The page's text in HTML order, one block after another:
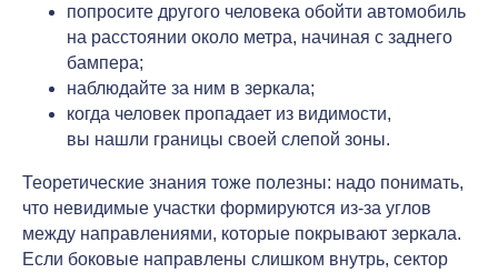
попросите другого человека обойти автомобиль
на расстоянии около метра, начиная с заднего
бампера;
наблюдайте за ним в зеркала;
когда человек пропадает из видимости,
вы нашли границы своей слепой зоны.
Теоретические знания тоже полезны: надо понимать,
что невидимые участки формируются из-за углов
между направлениями, которые покрывают зеркала.
Если боковые направлены слишком внутрь, сектор